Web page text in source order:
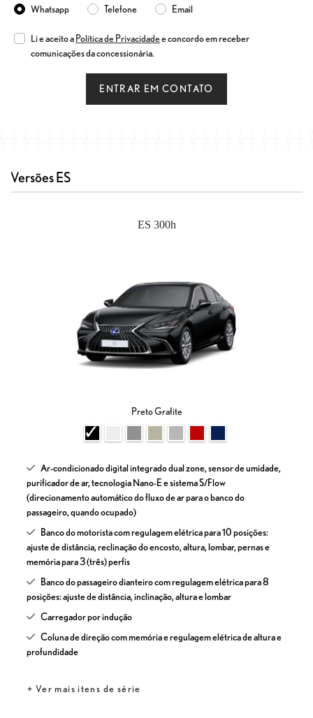
Whatsapp
Telefone Email
Li e aceito a Política de Privacidadee concordo em receber
comunicações da concessionária.
ENTRAR EM CONTATO
Versões ES
ES 300h
Preto Grafite
Ar-condicionado digital integrado dual zone, sensor de umidade,
purificador de ar, tecnologia Nano-E e sistema S/Flow
(direcionamento automático do fluxo de ar para o banco do
passageiro, quando ocupado)
Banco do motorista com regulagem elétrica para 10 posições:
ajuste de distância, reclinação do encosto, altura, lombar, pernas e
memória para 3 (três) perfis
Banco do passageiro dianteiro com regulagem elétrica para 8
posições: ajuste de distância, inclinação, altura e lombar
Carregador por indução
Coluna de direção com memória e regulagem elétrica de altura e
profundidade
+ Ver mais itens de série